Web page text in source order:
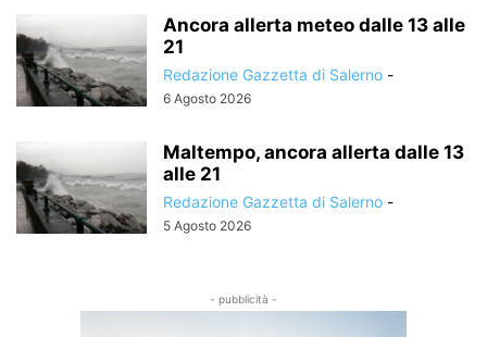
Ancora allerta meteo dalle 13 alle
21
Redazione Gazzetta di Salerno -
6 Agosto 2026
Maltempo, ancora allerta dalle 13
alle 21
Redazione Gazzetta di Salerno -
5 Agosto 2026
- pubblicità -